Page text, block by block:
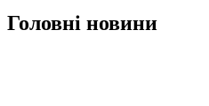
Головні новини